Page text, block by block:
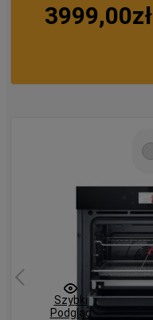
3999,00zł
Szybki
Podgląd